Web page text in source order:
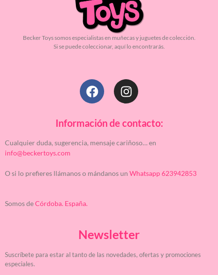
Becker Toys somos especialistas en muñecas y juguetes de colección.
Si se puede coleccionar, aquí lo encontrarás.
Información de contacto:
Cualquier duda, sugerencia, mensaje cariñoso… en
info@beckertoys.com
O si lo prefieres llámanos o mándanos un Whatsapp 623942853
Somos deCórdoba. España.
Newsletter
Suscríbete para estar al tanto de las novedades, ofertas y promociones
especiales.